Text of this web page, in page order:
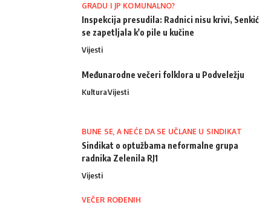
GRADU I JP KOMUNALNO?
Inspekcija presudila: Radnici nisu krivi, Senkić
se zapetljala k'o pile u kučine
Vijesti
Međunarodne večeri folklora u Podveležju
KulturaVijesti
BUNE SE, A NEĆE DA SE UČLANE U SINDIKAT
Sindikat o optužbama neformalne grupa
radnika Zelenila RJ1
Vijesti
VEČER ROĐENIH